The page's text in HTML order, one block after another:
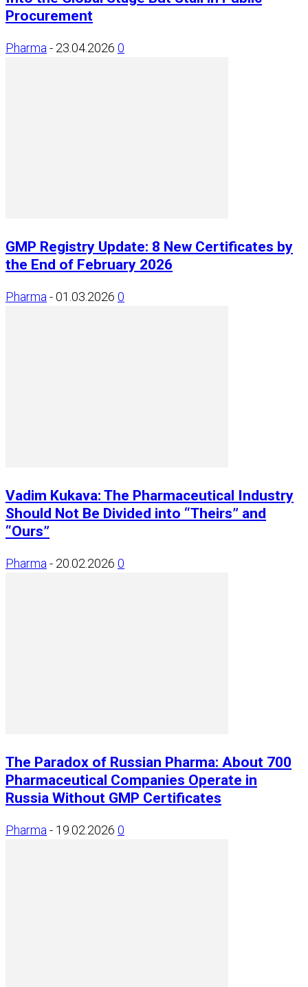
Procurement
Pharma - 23.04.2026 0
GMP Registry Update: 8 New Certificates by
the End of February 2026
Pharma -01.03.2026 0
Vadim Kukava: The Pharmaceutical Industry
Should Not Be Divided into “Theirs” and
“Ours”
Pharma - 20.02.2026 0
The Paradox of Russian Pharma: About 700
Pharmaceutical Companies Operate in
Russia Without GMP Certificates
Pharma - 19.02.2026 0